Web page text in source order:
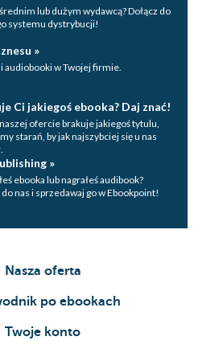
lub dużym wydawcą? Dołącz do
systemu dystrybucji!
»
audiobooki w Twojej firmie.
Ci jakiegoś ebooka? Daj znać!
ofercie brakuje jakiegoś tytulu,
starań, by jak najszybciej się u nas
»
ebooka lub nagrałeś audibook?
do nas i sprzedawaj go w Ebookpoint!
Nasza oferta
po ebookach
Twoje konto